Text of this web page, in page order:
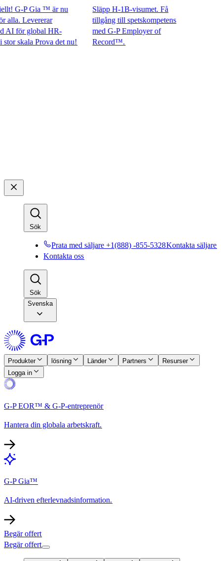
P Gia ™ är nu
Levererar
för global HR-
skala Prova det nu!​​
Släpp H-1B-visumet. Få
tillgång till spetskompetens
med G-P Employer of
Record™.​​
Sök​​
Prata med säljare +1(888) -855-5328​​Kontakta säljare​​
Kontakta oss​​
Sök​​
Svenska
Produkter​​ lösning​​ Länder​​ Partners​​
Resurser​​
Logga in​​
G-P EOR™ & G-P-entreprenör​​
Hantera din globala arbetskraft.​​
G-P Gia™​​
AI-driven efterlevnadsinformation.​​
Begär offert​​
Begär offert​​